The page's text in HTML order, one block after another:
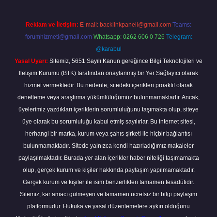
Reklam ve İletişim: E-mail: backlinkpaneli@gmail.com Teams:
forumhizmeti@gmail.com Whatsapp: 0262 606 0 726 Telegram:
@karabul
Yasal Uyarı: Sitemiz, 5651 Sayılı Kanun gereğince Bilgi Teknolojileri ve
İletişim Kurumu (BTK) tarafından onaylanmış bir Yer Sağlayıcı olarak
hizmet vermektedir. Bu nedenle, sitedeki içerikleri proaktif olarak
denetleme veya araştırma yükümlülüğümüz bulunmamaktadır. Ancak,
üyelerimiz yazdıkları içeriklerin sorumluluğunu taşımakta olup, siteye
üye olarak bu sorumluluğu kabul etmiş sayılırlar. Bu internet sitesi,
herhangi bir marka, kurum veya şahıs şirketi ile hiçbir bağlantısı
bulunmamaktadır. Sitede yalnızca kendi hazırladığımız makaleler
paylaşılmaktadır. Burada yer alan içerikler haber niteliği taşımamakta
olup, gerçek kurum ve kişiler hakkında paylaşım yapılmamaktadır.
Gerçek kurum ve kişiler ile isim benzerlikleri tamamen tesadüfidir.
Sitemiz, kar amacı gütmeyen ve tamamen ücretsiz bir bilgi paylaşım
platformudur. Hukuka ve yasal düzenlemelere aykırı olduğunu